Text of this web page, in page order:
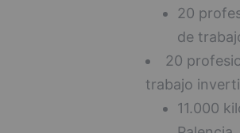
20
de
20
trabajo
11.000